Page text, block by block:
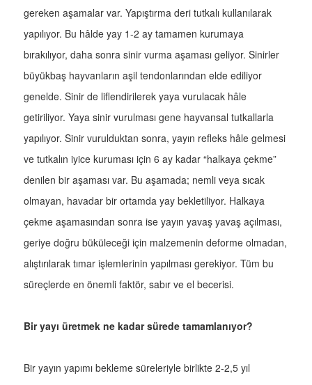
gereken aşamalar var. Yapıştırma deri tutkalı kullanılarak
yapılıyor. Bu hâlde yay 1-2 ay tamamen kurumaya
bırakılıyor, daha sonra sinir vurma aşaması geliyor. Sinirler
büyükbaş hayvanların aşil tendonlarından elde ediliyor
genelde. Sinir de liflendirilerek yaya vurulacak hâle
getiriliyor. Yaya sinir vurulması gene hayvansal tutkallarla
yapılıyor. Sinir vurulduktan sonra, yayın refleks hâle gelmesi
ve tutkalın iyice kuruması için 6 ay kadar “halkaya çekme”
denilen bir aşaması var. Bu aşamada; nemli veya sıcak
olmayan, havadar bir ortamda yay bekletiliyor. Halkaya
çekme aşamasından sonra ise yayın yavaş yavaş açılması,
geriye doğru büküleceği için malzemenin deforme olmadan,
alıştırılarak tımar işlemlerinin yapılması gerekiyor. Tüm bu
süreçlerde en önemli faktör, sabır ve el becerisi.
Bir yayı üretmek ne kadar sürede tamamlanıyor?
Bir yayın yapımı bekleme süreleriyle birlikte 2-2,5 yıl